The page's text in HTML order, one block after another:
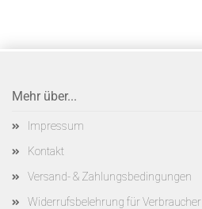
Mehr über...
Impressum
Kontakt
Versand- & Zahlungsbedingungen
Widerrufsbelehrung für Verbraucher